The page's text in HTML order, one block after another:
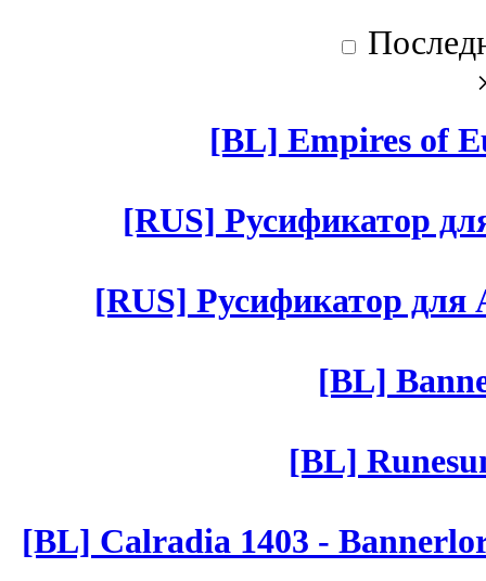
[BL] Empires of
[RUS] Русификатор
[RUS] Русификатор для
[BL]
[BL]
[BL] Calradia 1403 -